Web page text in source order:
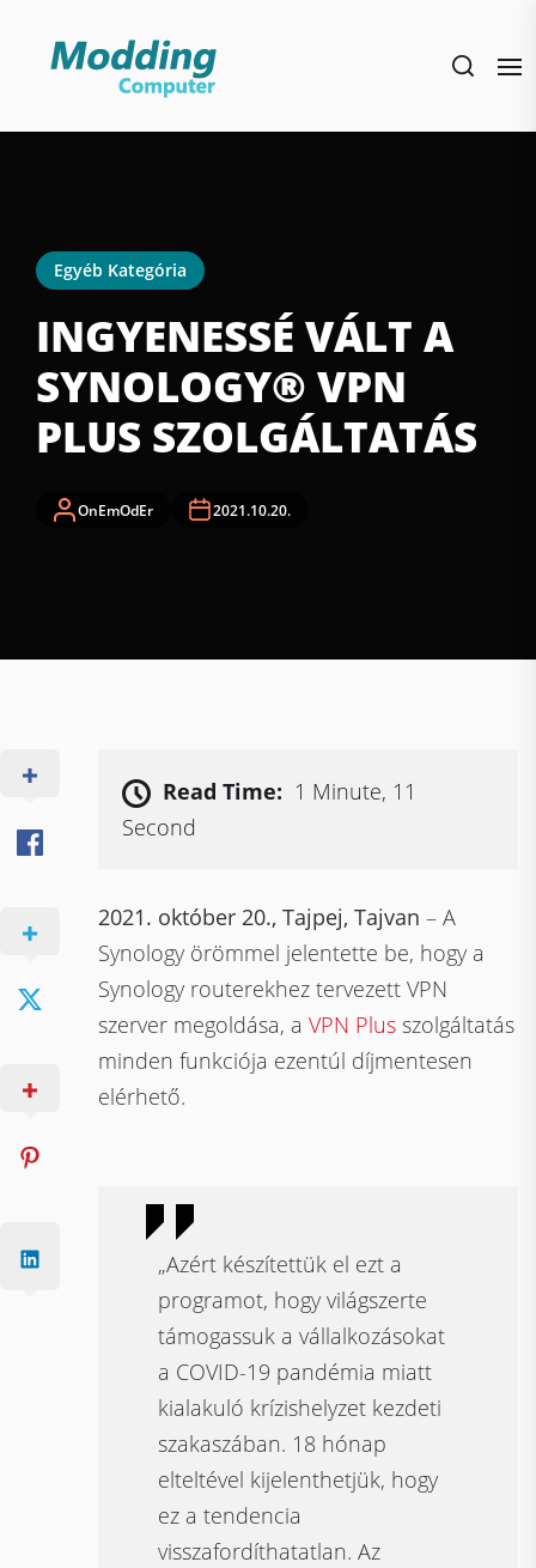
Egyéb Kategória
INGYENESSÉ VÁLT A
SYNOLOGY® VPN
PLUS SZOLGÁLTATÁS
OnEmOdEr 2021.10.20.
Read Time: 1 Minute, 11
Second
2021. október 20., Tajpej, Tajvan – A
Synology örömmel jelentette be, hogy a
Synology routerekhez tervezett VPN
szerver megoldása, aVPN Plus szolgáltatás
minden funkciója ezentúl díjmentesen
elérhető.
„Azért készítettük el ezt a
programot, hogy világszerte
támogassuk a vállalkozásokat
a COVID-19 pandémia miatt
kialakuló krízishelyzet kezdeti
szakaszában. 18 hónap
elteltével kijelenthetjük, hogy
ez a tendencia
visszafordíthatatlan. Az